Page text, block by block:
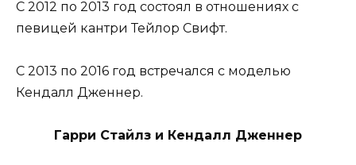
С 2012 по 2013 год состоял в отношениях с
певицей кантри Тейлор Свифт.
С 2013 по 2016 год встречался с моделью
Кендалл Дженнер.
Гарри Стайлз и Кендалл Дженнер